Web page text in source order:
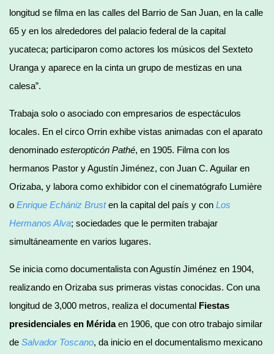
longitud se filma en las calles del Barrio de San Juan, en la calle
65 y en los alrededores del palacio federal de la capital
yucateca; participaron como actores los músicos del Sexteto
Uranga y aparece en la cinta un grupo de mestizas en una
calesa”.
Trabaja solo o asociado con empresarios de espectáculos
locales. En el circo Orrin exhibe vistas animadas con el aparato
denominado esteropticón Pathé, en 1905. Filma con los
hermanos Pastor y Agustín Jiménez, con Juan C. Aguilar en
Orizaba, y labora como exhibidor con el cinematógrafo Lumière
o Enrique Echániz Brusten la capital del país y con Los
Hermanos Alva; sociedades que le permiten trabajar
simultáneamente en varios lugares.
Se inicia como documentalista con Agustín Jiménez en 1904,
realizando en Orizaba sus primeras vistas conocidas. Con una
longitud de 3,000 metros, realiza el documental Fiestas
presidenciales en Méridaen 1906, que con otro trabajo similar
de Salvador Toscano, da inicio en el documentalismo mexicano